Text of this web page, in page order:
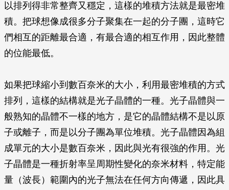
以排列得非常整齊又穩定，這樣的堆積方法就是最密堆
積。把球想像成很多分子聚集在一起的分子團，這時它
們相互的距離最合適，有最合適的相互作用，因此整體
的位能最低。
如果把球縮小到數百奈米的大小，利用最密堆積的方式
排列，這樣的結構就是光子晶體的一種。光子晶體與一
般熟知的晶體不一樣的地方，是它的晶體結構不是以原
子或離子，而是以分子團為單位堆積。光子晶體因為組
成單元的大小是數百奈米，因此與光有很強的作用。光
子晶體是一種折射率呈周期性變化的奈米材料，特定能
量（波長）範圍內的光子無法在任何方向傳遞，因此具